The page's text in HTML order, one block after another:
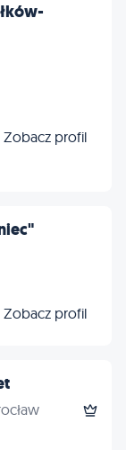
Zobacz profil
Zobacz profil